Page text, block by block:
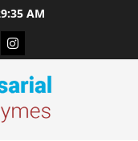
AM
Instagram